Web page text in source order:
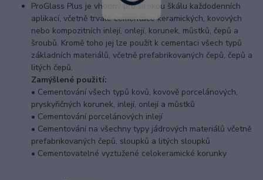
ProGlass Plus je vhodný pro širokou škálu každodenních
aplikací, včetně trvalé cementace keramických, kovových
nebo kompozitních inlejí, onlejí, korunek, můstků, čepů a
šroubů. Kromě toho jej lze použít k cementaci všech typů
základních materiálů, včetně prefabrikovaných čepů, čepů a
litých čepů.
Zamýšlené použití:
• Cementování všech typů kovů, kovově porcelánových,
pryskyřičných korunek, inlejí, onlejí a můstků
• Cementování porcelánových inlejí
• Cementování na všechny typy jádrových materiálů včetně
prefabrikovaných čepů, sloupků a litých sloupků
• Cementovatelné vyztužené celokeramické korunky